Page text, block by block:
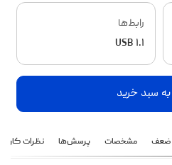
رابط‌ها
USB ۱.۱
به سبد خرید
ضعف مشخصات پرسش‌ها نظرات